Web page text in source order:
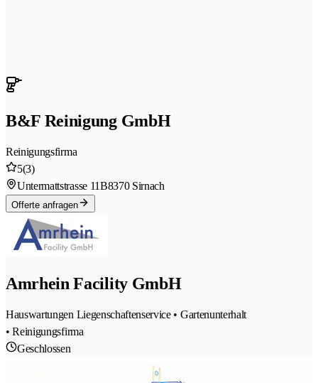
B&F Reinigung GmbH
Reinigungsfirma
5(3)
Untermattstrasse 11B8370 Sirnach
Offerte anfragen
Amrhein Facility GmbH
Hauswartungen Liegenschaftenservice • Gartenunterhalt
• Reinigungsfirma
Geschlossen